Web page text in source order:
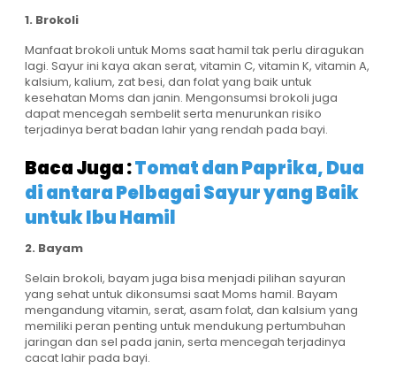
1. Brokoli
Manfaat brokoli untuk Moms saat hamil tak perlu diragukan
lagi. Sayur ini kaya akan serat, vitamin C, vitamin K, vitamin A,
kalsium, kalium, zat besi, dan folat yang baik untuk
kesehatan Moms dan janin. Mengonsumsi brokoli juga
dapat mencegah sembelit serta menurunkan risiko
terjadinya berat badan lahir yang rendah pada bayi.
Baca Juga :Tomat dan Paprika, Dua
di antara Pelbagai Sayur yang Baik
untuk Ibu Hamil
2. Bayam
Selain brokoli, bayam juga bisa menjadi pilihan sayuran
yang sehat untuk dikonsumsi saat Moms hamil. Bayam
mengandung vitamin, serat, asam folat, dan kalsium yang
memiliki peran penting untuk mendukung pertumbuhan
jaringan dan sel pada janin, serta mencegah terjadinya
cacat lahir pada bayi.